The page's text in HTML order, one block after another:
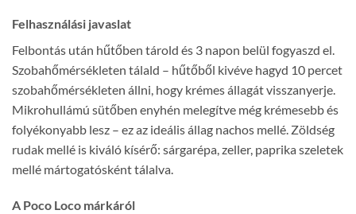
Felhasználási javaslat
Felbontás után hűtőben tárold és 3 napon belül fogyaszd el.
Szobahőmérsékleten tálald – hűtőből kivéve hagyd 10 percet
szobahőmérsékleten állni, hogy krémes állagát visszanyerje.
Mikrohullámú sütőben enyhén melegítve még krémesebb és
folyékonyabb lesz – ez az ideális állag nachos mellé. Zöldség
rudak mellé is kiváló kísérő: sárgarépa, zeller, paprika szeletek
mellé mártogatósként tálalva.
A Poco Loco márkáról